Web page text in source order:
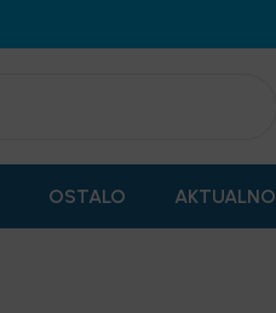
OSTALO AKTUALNO